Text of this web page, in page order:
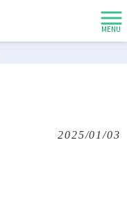
MENU
2025/01/03